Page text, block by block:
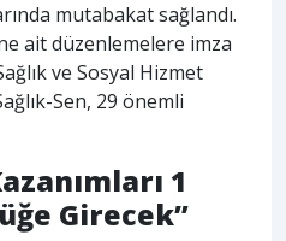
mutabakat sağlandı.
ait düzenlemelere imza
ve Sosyal Hizmet
Sen, 29 önemli
1
Girecek”